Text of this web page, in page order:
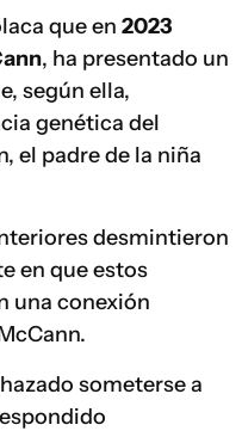
que en 2023
, ha presentado un
según ella,
genética del
el padre de la niña
desmintieron
en que estos
una conexión
someterse a